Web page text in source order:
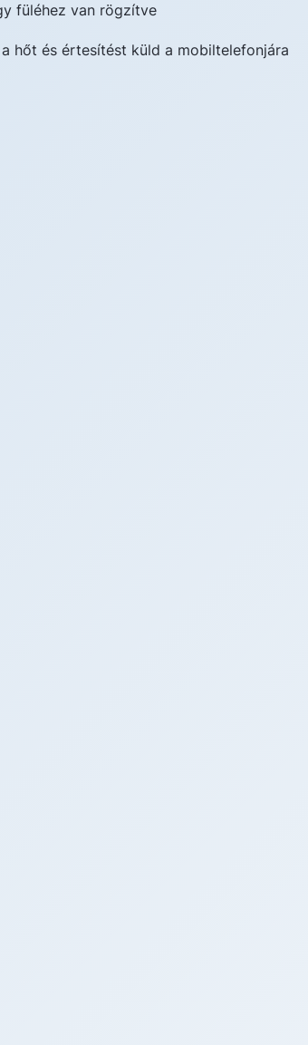
füléhez van rögzítve
hőt és értesítést küld a mobiltelefonjára